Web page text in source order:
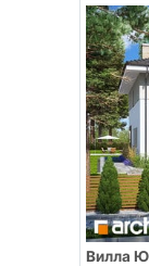
Вилла